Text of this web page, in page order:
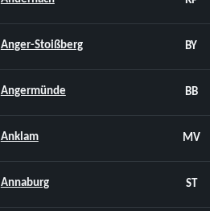
Anger-Stoißberg BY
Angermünde BB
Anklam MV
Annaburg ST